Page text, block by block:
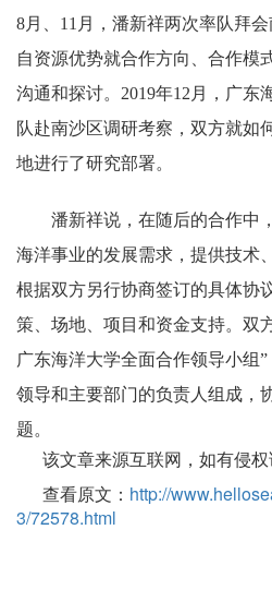
8月、11月，潘新祥两次率队拜
自资源优势就合作方向、合作模
沟通和探讨。2019年12月，广东
队赴南沙区调研考察，双方就如
地进行了研究部署。
潘新祥说，在随后的合作中
海洋事业的发展需求，提供技术
根据双方另行协商签订的具体协
策、场地、项目和资金支持。
广东海洋大学全面合作领导小组
领导和主要部门的负责人组成，
题。
该文章来源互联网，如有侵权
查看原文： http://
3/72578.html